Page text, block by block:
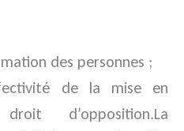
des personnes ;
de la mise en
d’opposition.La